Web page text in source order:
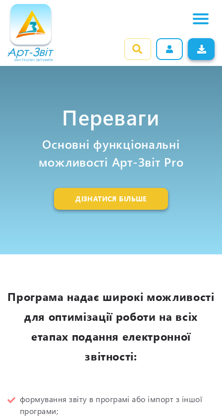
Переваги
Основні функціональні
можливості Арт-Звіт Pro
ДІЗНАТИСЯ БІЛЬШЕ
Програма надає широкі можливості
для оптимізації роботи на всіх
етапах подання електронної
звітності:
формування звіту в програмі або імпорт з іншої
програми;